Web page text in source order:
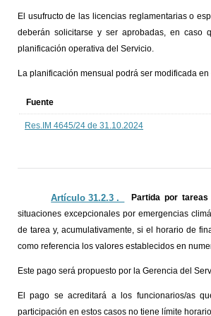
El usufructo de las licencias reglamentarias o
deberán solicitarse y ser aprobadas, en caso
planificación operativa del Servicio.
La planificación mensual podrá ser modificada
Fuente
Res.IM 4645/24 de 31.10.2024
Artículo 31.2.3 ._
Partida por
situaciones excepcionales por emergencias
de tarea y, acumulativamente, si el horario de
como referencia los valores establecidos en
Este pago será propuesto por la Gerencia del
El pago se acreditará a los funcionarios/as
participación en estos casos no tiene límite